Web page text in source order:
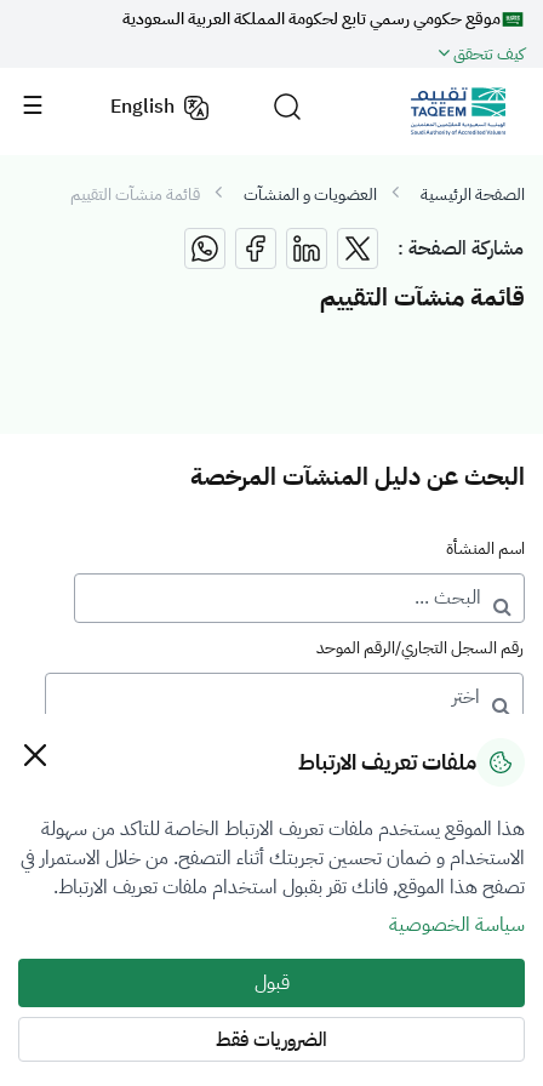
موقع حكومي رسمي تابع لحكومة المملكة العربية السعودية
كيف تتحقق
English
الصفحة الرئيسية العضويات و المنشآت قائمة منشآت التقييم
مشاركة الصفحة :
قائمة منشآت التقييم
البحث عن دليل المنشآت المرخصة
اسم المنشأة
رقم السجل التجاري/الرقم الموحد
رقم الترخيص
التصنيف
VFR2
فرع التقييم
ملفات تعريف الارتباط
هذا الموقع يستخدم ملفات تعريف الارتباط الخاصة للتاكد من سهولة
الاستخدام و ضمان تحسين تجربتك أثناء التصفح. من خلال الاستمرار في
تصفح هذا الموقع, فانك تقر بقبول استخدام ملفات تعريف الارتباط.
سياسة الخصوصية
قبول
الضروريات فقط